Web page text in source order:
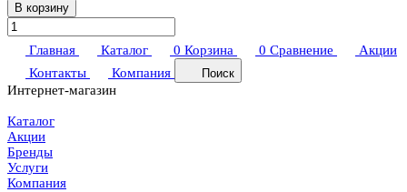
В корзину
Главная Каталог 0 Корзина 0 Сравнение
Акции
Контакты
Компания Поиск
Интернет-магазин
Каталог
Акции
Бренды
Услуги
Компания